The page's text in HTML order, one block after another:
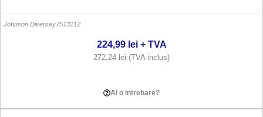
Johnson Diversey7513212
224,99 lei+ TVA
272,24 lei (TVA inclus)
Ai o intrebare?